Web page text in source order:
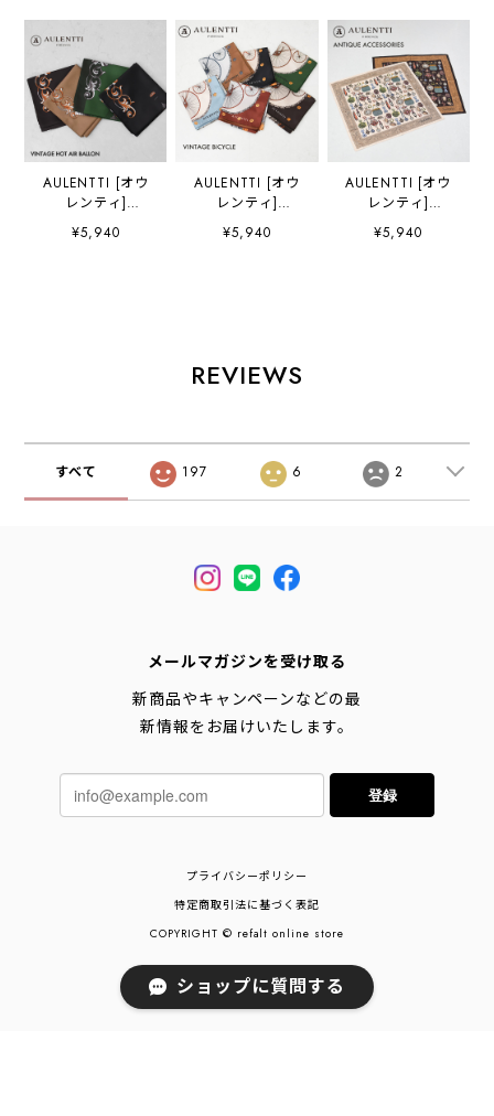
AULENTTI [オウ
レンティ]
VINTAGE HOT
AIR BALLON(気
¥5,940
AULENTTI [オウ
レンティ]
VINTAGE
BICYCLE(自転車)
わいい・ LADY'S
[2026AW]
¥5,940
AULENTTI [オウ
レンティ]
ANTIQUE
ACCESSORIES(ア
¥5,940
REVIEWS
すべて 197 6 2
メールマガジンを受け取る
新商品やキャンペーンなどの最
新情報をお届けいたします。
登録
プライバシーポリシー
特定商取引法に基づく表記
COPYRIGHT © refalt online store
ショップに質問する